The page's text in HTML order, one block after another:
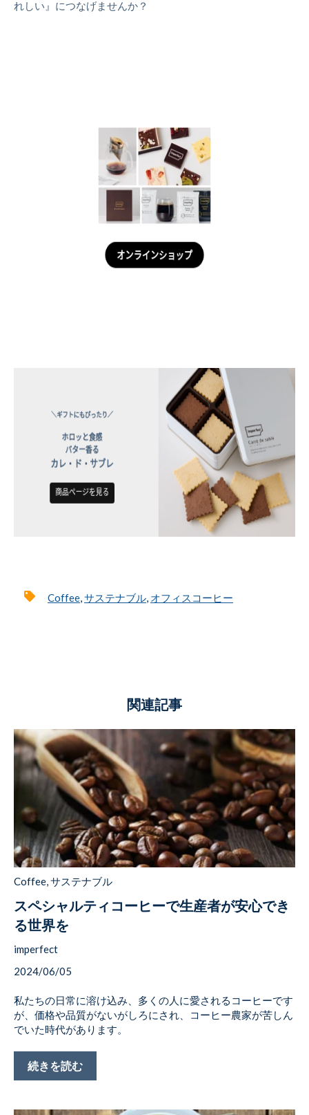
れしい』につなげませんか？
Coffee,サステナブル, オフィスコーヒー
関連記事
Coffee,サステナブル
スペシャルティコーヒーで生産者が安心でき
る世界を
imperfect
2024/06/05
私たちの日常に溶け込み、多くの人に愛されるコーヒーです
が、価格や品質がないがしろにされ、コーヒー農家が苦しん
でいた時代があります。
続きを読む